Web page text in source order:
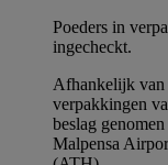
Poeders in
ingecheckt.
Afhankelijk van
verpakkingen
beslag
Malpensa